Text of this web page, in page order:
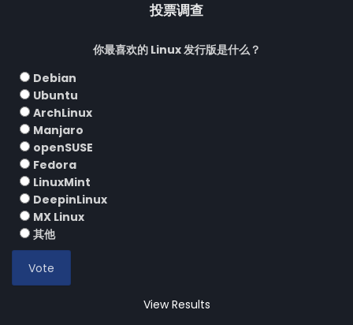
投票调查
你最喜欢的 Linux 发行版是什么？
Debian
Ubuntu
ArchLinux
Manjaro
openSUSE
Fedora
LinuxMint
DeepinLinux
MX Linux
其他
View Results